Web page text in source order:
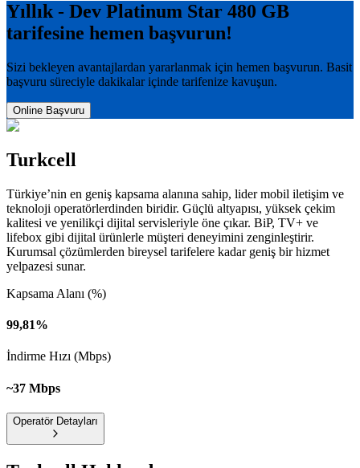
Yıllık - Dev Platinum Star 480 GB
tarifesine hemen başvurun!
Sizi bekleyen avantajlardan yararlanmak için hemen başvurun. Basit
başvuru süreciyle dakikalar içinde tarifenize kavuşun.
Online Başvuru
Turkcell
Türkiye’nin en geniş kapsama alanına sahip, lider mobil iletişim ve
teknoloji operatörlerdinden biridir. Güçlü altyapısı, yüksek çekim
kalitesi ve yenilikçi dijital servisleriyle öne çıkar. BiP, TV+ ve
lifebox gibi dijital ürünlerle müşteri deneyimini zenginleştirir.
Kurumsal çözümlerden bireysel tarifelere kadar geniş bir hizmet
yelpazesi sunar.
Kapsama Alanı (%)
99,81%
İndirme Hızı (Mbps)
~37 Mbps
Operatör Detayları